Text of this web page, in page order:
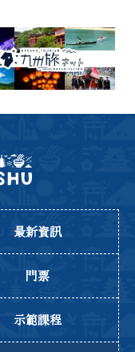
最新資訊
門票
示範課程